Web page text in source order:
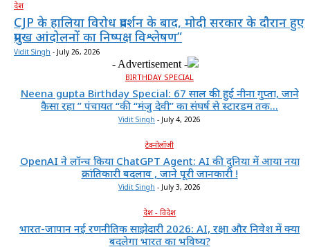
देश
CJP के हालिया विरोध प्रदर्शन के बाद, मोदी सरकार के दौरान हुए
प्रमुख आंदोलनों का निष्पक्ष विश्लेषण”
Vidit Singh - July 26, 2026
- Advertisement -
BIRTHDAY SPECIAL
Neena gupta Birthday Special: 67 साल की हुईं नीना गुप्ता, जाने
कैसा रहा ” पंचायत “की “मंजु देवी” का संघर्ष से स्टारडम तक...
Vidit Singh - July 4, 2026
टेक्नोलॉजी
OpenAI ने लॉन्च किया ChatGPT Agent: AI की दुनिया में आया नया
क्रांतिकारी बदलाव , जाने पूरी जानकारी !
Vidit Singh - July 3, 2026
देश - विदेश
भारत-जापान नई रणनीतिक साझेदारी 2026: AI, रक्षा और निवेश में क्या
बदलेगा भारत का भविष्य?